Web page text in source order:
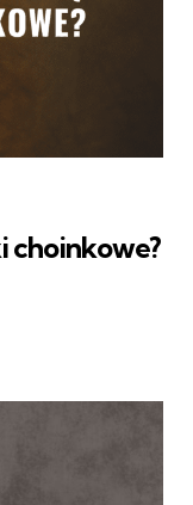
choinkowe?